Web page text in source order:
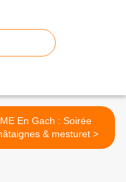
ME En Gach : Soirée
châtaignes & mesturet >